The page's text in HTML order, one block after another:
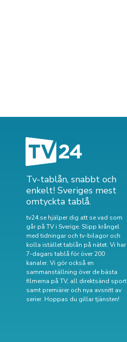
Tv-tablån, snabbt och
enkelt! Sveriges mest
omtyckta tablå.
tv24.se hjälper dig att se vad som
går på TV i Sverige. Slipp krångel
med tidningar och tv-bilagor och
kolla istället tablån på nätet. Vi har
7-dagars tablå för över 200
kanaler. Vi gör också en
sammanställning överde bästa
filmerna på TV, all direktsänd sport
samt premiärer och nya avsnitt av
serier. Hoppas du gillar tjänsten!